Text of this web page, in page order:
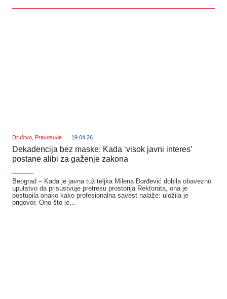
Društvo, Pravosuđe 19.04.26
Dekadencija bez maske: Kada ‘visok javni interes’
postane alibi za gaženje zakona
Beograd – Kada je javna tužiteljka Milena Đorđević dobila obavezno
uputstvo da prisustvuje pretresu prostorija Rektorata, ona je
postupila onako kako profesionalna savest nalaže: uložila je
prigovor. Ono što je…